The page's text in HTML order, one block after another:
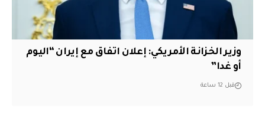
وزير الخزانة الأمريكي: إعلان اتفاق مع إيران “اليوم
أو غدا”
قبل 12 ساعة